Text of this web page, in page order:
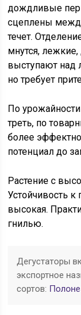
дождливые
сцеплены
течет.
мнутся,
выступают над
но требует
По
треть, по
более
потенциал до
Растение с
Устойчивость
высокая.
гнилью.
Дегустаторы
экспортное
сортов: